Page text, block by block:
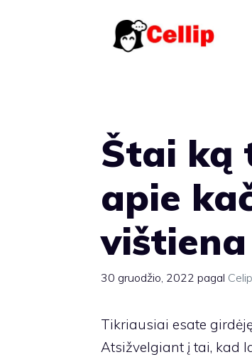
Štai ką
apie
vištiena
30 gruodžio, 2022 pagal Celip
Tikriausiai esate
Atsižvelgiant į tai, kad